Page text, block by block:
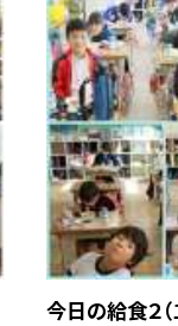
今日の給食２（